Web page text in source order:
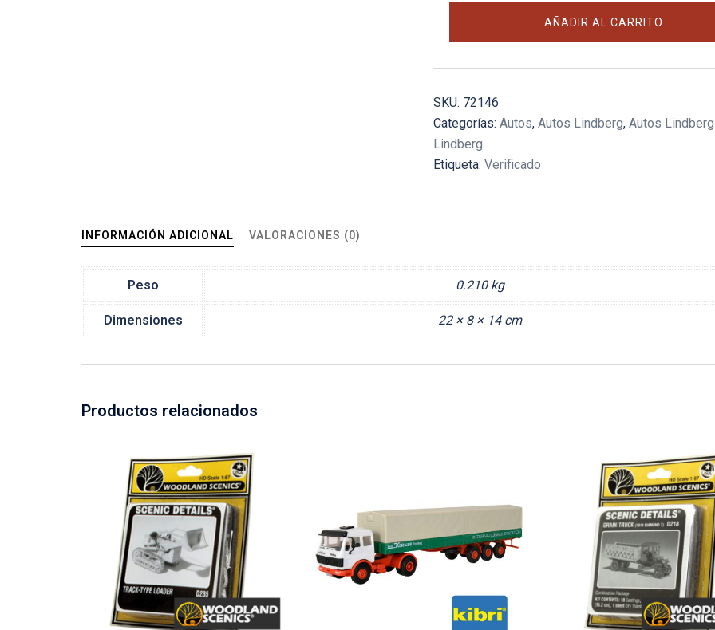
T
Street
Rod
cantidad
AÑADIR AL CARRITO
SKU: 72146
Categorías: Autos, Autos Lindberg, Autos
Lindberg
Etiqueta: Verificado
INFORMACIÓN ADICIONAL VALORACIONES (0)
Peso 0.210 kg
Dimensiones 22 × 8 × 14 cm
Productos relacionados